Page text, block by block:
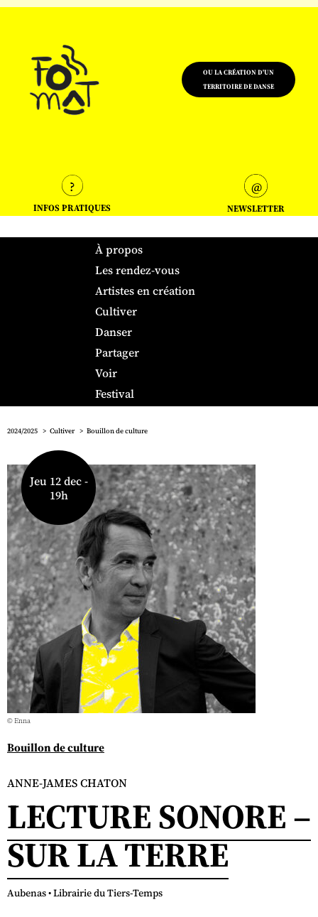
OU LA CRÉATION D'UN
TERRITOIRE DE DANSE
INFOS PRATIQUES NEWSLETTER
À propos
Les rendez-vous
Artistes en création
Cultiver
Danser
Partager
Voir
Festival
2024/2025 Cultiver Bouillon de culture
Bouillon de culture
ANNE-JAMES CHATON
LECTURE SONORE –
SUR LA TERRE
Aubenas • Librairie du Tiers-Temps
Jeu 12 dec -
19h
© Enna